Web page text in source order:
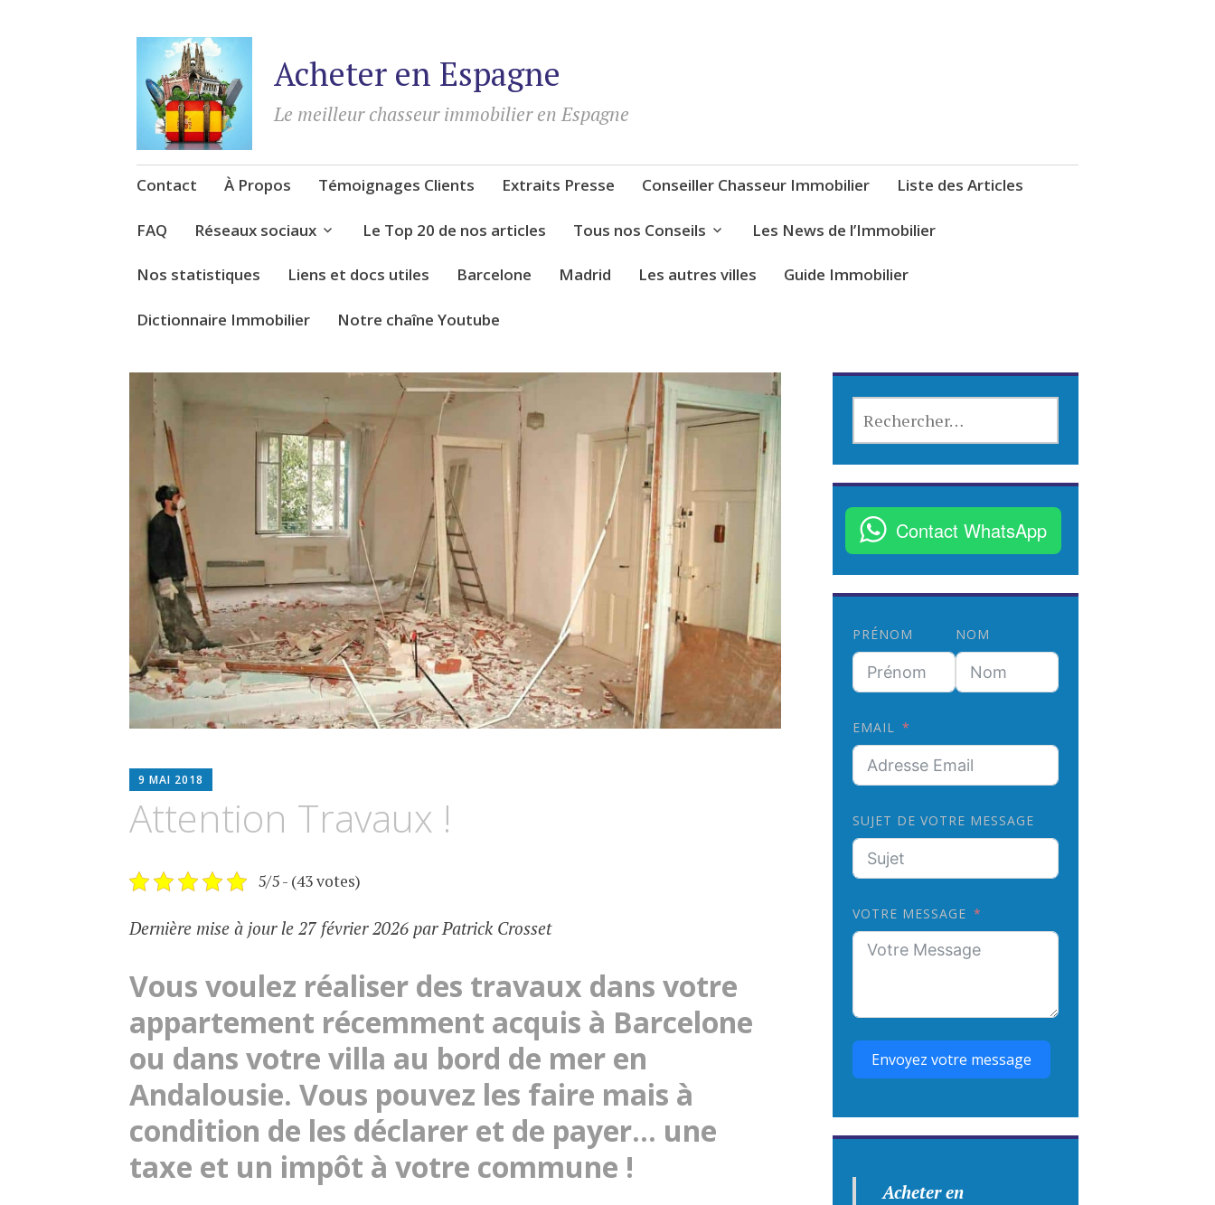
Acheter en Espagne
Le meilleur chasseur immobilier en Espagne
Accéder
contenu
Contact À Propos Témoignages Clients Extraits Presse Conseiller Chasseur Immobilier Liste des Articles
FAQ Réseaux sociaux Le Top 20 de nos articles Tous nos Conseils Les News de l’Immobilier
Nos statistiques Liens et docs utiles Barcelone Madrid Les autres villes Guide Immobilier
Dictionnaire Immobilier Notre chaîne Youtube
9 MAI 2018
Attention Travaux !
5/5 - (43 votes)
Dernière mise à jour le 27 février 2026 par Patrick Crosset
Vous voulez réaliser des travaux dans votre
appartement récemment acquis à Barcelone
ou dans votre villa au bord de mer en
Andalousie. Vous pouvez les faire mais à
condition de les déclarer et de payer… une
taxe et un impôt à votre commune !
C
H
E
R
Contact WhatsApp
PRÉNOM NOM
EMAIL
SUJET DE VOTRE MESSAGE
VOTRE MESSAGE
Envoyez votre message
Acheter en